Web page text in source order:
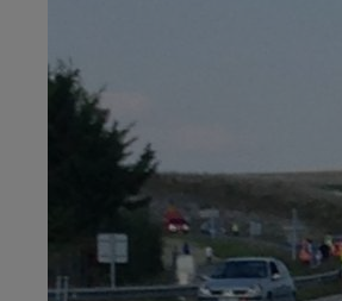
6h00 - 10h00
LA FAMILLE